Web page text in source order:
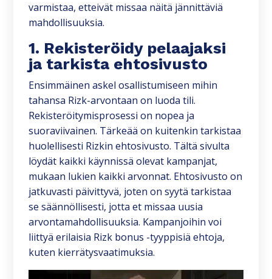
varmistaa, etteivät missaa näitä jännittäviä
mahdollisuuksia.
1. Rekisteröidy pelaajaksi
ja tarkista ehtosivusto
Ensimmäinen askel osallistumiseen mihin
tahansa Rizk-arvontaan on luoda tili.
Rekisteröitymisprosessi on nopea ja
suoraviivainen. Tärkeää on kuitenkin tarkistaa
huolellisesti Rizkin ehtosivusto. Tältä sivulta
löydät kaikki käynnissä olevat kampanjat,
mukaan lukien kaikki arvonnat. Ehtosivusto on
jatkuvasti päivittyvä, joten on syytä tarkistaa
se säännöllisesti, jotta et missaa uusia
arvontamahdollisuuksia. Kampanjoihin voi
liittyä erilaisia Rizk bonus -tyyppisiä ehtoja,
kuten kierrätysvaatimuksia.